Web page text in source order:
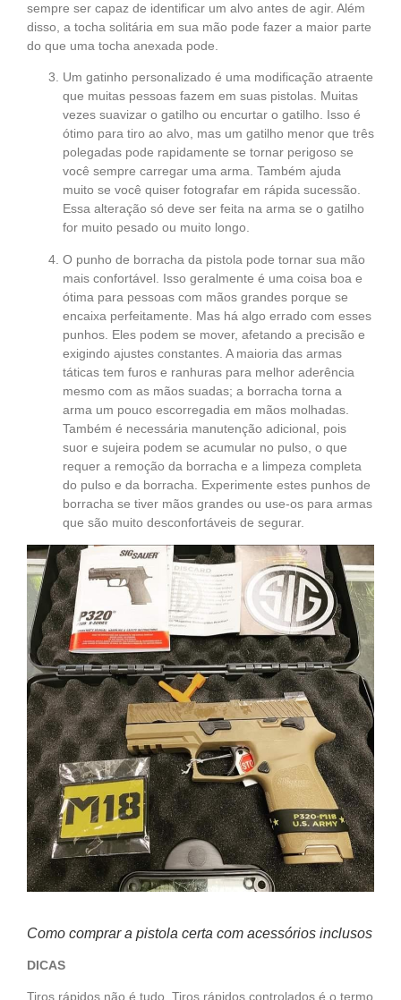
sempre ser capaz de identificar um alvo antes de agir. Além
disso, a tocha solitária em sua mão pode fazer a maior parte
do que uma tocha anexada pode.
Um gatinho personalizado é uma modificação atraente
que muitas pessoas fazem em suas pistolas. Muitas
vezes suavizar o gatilho ou encurtar o gatilho. Isso é
ótimo para tiro ao alvo, mas um gatilho menor que três
polegadas pode rapidamente se tornar perigoso se
você sempre carregar uma arma. Também ajuda
muito se você quiser fotografar em rápida sucessão.
Essa alteração só deve ser feita na arma se o gatilho
for muito pesado ou muito longo.
O punho de borracha da pistola pode tornar sua mão
mais confortável. Isso geralmente é uma coisa boa e
ótima para pessoas com mãos grandes porque se
encaixa perfeitamente. Mas há algo errado com esses
punhos. Eles podem se mover, afetando a precisão e
exigindo ajustes constantes. A maioria das armas
táticas tem furos e ranhuras para melhor aderência
mesmo com as mãos suadas; a borracha torna a
arma um pouco escorregadia em mãos molhadas.
Também é necessária manutenção adicional, pois
suor e sujeira podem se acumular no pulso, o que
requer a remoção da borracha e a limpeza completa
do pulso e da borracha. Experimente estes punhos de
borracha se tiver mãos grandes ou use-os para armas
que são muito desconfortáveis de segurar.
Como comprar a pistola certa com acessórios inclusos
DICAS
Tiros rápidos não é tudo. Tiros rápidos controlados é o termo